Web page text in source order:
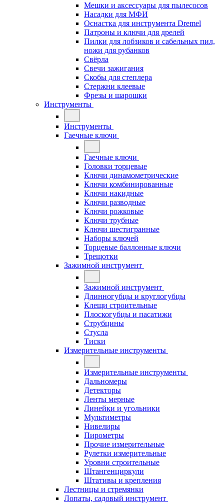
Мешки и аксессуары для пылесосов
Насадки для МФИ
Оснастка для инструмента Dremel
Патроны и ключи для дрелей
Пилки для лобзиков и сабельных пил,
ножи для рубанков
Свёрла
Свечи зажигания
Скобы для степлера
Стержни клеевые
Фрезы и шарошки
Инструменты
Инструменты
Гаечные ключи
Гаечные ключи
Головки торцевые
Ключи динамометрические
Ключи комбинированные
Ключи накидные
Ключи разводные
Ключи рожковые
Ключи трубные
Ключи шестигранные
Наборы ключей
Торцевые баллонные ключи
Трещотки
Зажимной инструмент
Зажимной инструмент
Длинногубцы и круглогубцы
Клещи строительные
Плоскогубцы и пасатижи
Струбцины
Стусла
Тиски
Измерительные инструменты
Измерительные инструменты
Дальномеры
Детекторы
Ленты мерные
Линейки и угольники
Мультиметры
Нивелиры
Пирометры
Прочие измерительные
Рулетки измерительные
Уровни строительные
Штангенциркули
Штативы и крепления
Лестницы и стремянки
Лопаты, садовый инструмент